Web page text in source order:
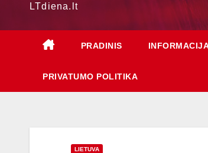
LTdiena.lt
PRADINIS
PRIVATUMO POLITIKA
LIETUVA